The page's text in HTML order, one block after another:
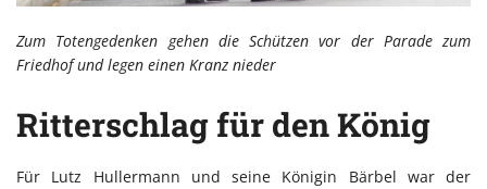
Zum Totengedenken gehen die Schützen vor der Parade zum
Friedhof und legen einen Kranz nieder
Ritterschlag für den König
Für Lutz Hullermann und seine Königin Bärbel war der